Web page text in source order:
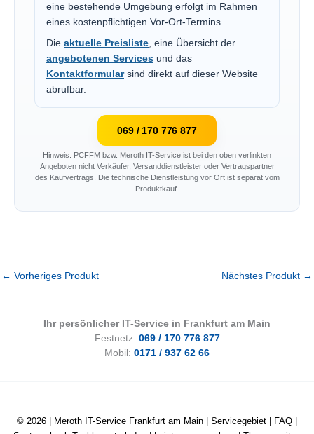
eine bestehende Umgebung erfolgt im Rahmen
eines kostenpflichtigen Vor-Ort-Termins.
Die aktuelle Preisliste , eine Übersicht der
angebotenen Services und das
Kontaktformularsind direkt auf dieser Website
abrufbar.
069 / 170 776 877
Hinweis: PCFFM bzw. Meroth IT-Service ist bei den oben verlinkten
Angeboten nicht Verkäufer, Versanddienstleister oder Vertragspartner
des Kaufvertrags. Die technische Dienstleistung vor Ort ist separat vom
Produktkauf.
← Vorheriges Produkt Nächstes Produkt →
Ihr persönlicher IT-Service in Frankfurt am Main
Festnetz: 069 / 170 776 877
Mobil: 0171 / 937 62 66
© 2026 | Meroth IT-Service Frankfurt am Main Servicegebiet FAQ